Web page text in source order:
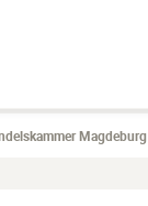
Magdeburg